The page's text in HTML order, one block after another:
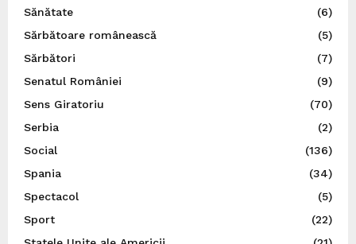
Sănătate
(6)
Sărbătoare românească
(5)
Sărbători
(7)
Senatul României
(9)
Sens Giratoriu
(70)
Serbia
(2)
Social
(136)
Spania
(34)
Spectacol
(5)
Sport
(22)